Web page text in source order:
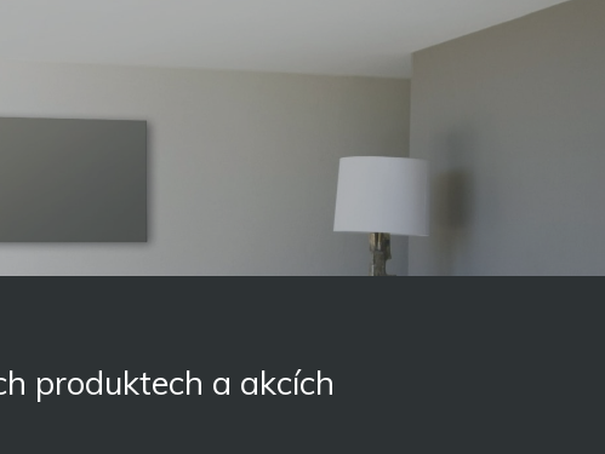
produktech a akcích